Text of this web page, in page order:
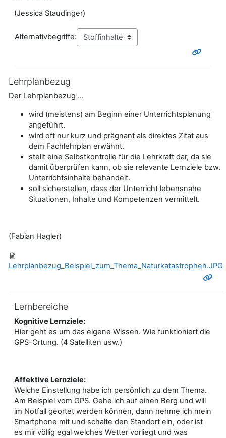
(Jessica Staudinger)
Alternativbegriffe:
Lehrplanbezug
Der Lehrplanbezug ...
wird (meistens) am Beginn einer Unterrichtsplanung
angeführt.
wird oft nur kurz und prägnant als direktes Zitat aus
dem Fachlehrplan erwähnt.
stellt eine Selbstkontrolle für die Lehrkraft dar, da sie
damit überprüfen kann, ob sie relevante Lernziele bzw.
Unterrichtsinhalte behandelt.
soll sicherstellen, dass der Unterricht lebensnahe
Situationen, Inhalte und Kompetenzen vermittelt.
(Fabian Hagler)
Lehrplanbezug_Beispiel_zum_Thema_Naturkatastrophen.JPG
Lernbereiche
Kognitive Lernziele:
Hier geht es um das eigene Wissen. Wie funktioniert die
GPS-Ortung. (4 Satelliten usw.)
Affektive Lernziele:
Welche Einstellung habe ich persönlich zu dem Thema.
Am Beispiel vom GPS. Gehe ich auf einen Berg und will
im Notfall geortet werden können, dann nehme ich mein
Smartphone mit und schalte den Standort ein, oder ist
es mir völlig egal welches Wetter vorliegt und was